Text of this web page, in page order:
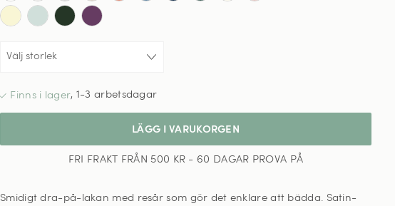
, 1-3 arbetsdagar
LÄGG I VARUKORGEN
FRI FRAKT FRÅN 500 KR - 60 DAGAR PROVA PÅ
Smidigt dra-på-lakan med resår som gör det enklare att bädda. Satin-